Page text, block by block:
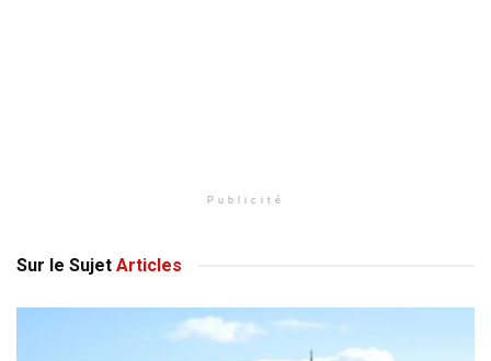
Publicité
Sur le Sujet Articles